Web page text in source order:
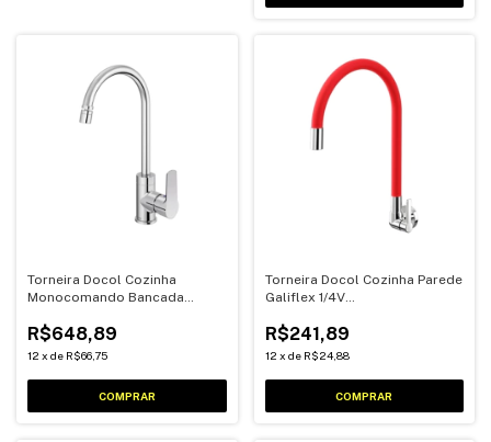
Torneira Docol Cozinha
Monocomando Bancada
R$648,89
12 x de R$66,75
Torneira Docol Cozinha Parede
Galiflex 1/4V
R$241,89
12 x de R$24,88